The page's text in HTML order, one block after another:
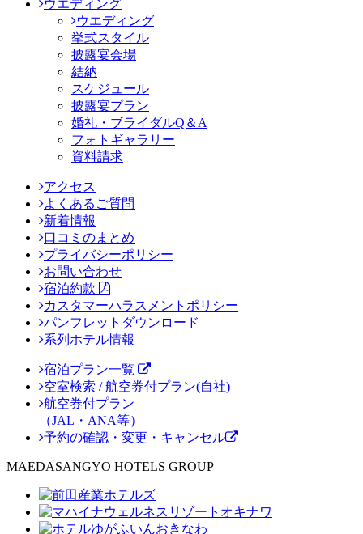
ウエディング
ウエディング
挙式スタイル
披露宴会場
結納
スケジュール
披露宴プラン
婚礼・ブライダルQ＆A
フォトギャラリー
資料請求
アクセス
よくあるご質問
新着情報
口コミのまとめ
プライバシーポリシー
お問い合わせ
宿泊約款
カスタマーハラスメントポリシー
パンフレットダウンロード
系列ホテル情報
宿泊プラン一覧
空室検索 / 航空券付プラン(自社)
航空券付プラン
（JAL・ANA等）
予約の確認・変更・キャンセル
MAEDASANGYO HOTELS GROUP